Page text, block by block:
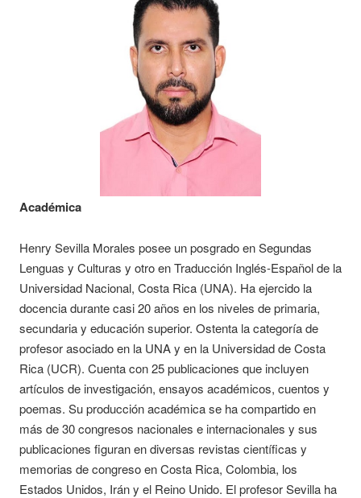
Académica
Henry Sevilla Morales posee un posgrado en Segundas
Lenguas y Culturas y otro en Traducción Inglés-Español de la
Universidad Nacional, Costa Rica (UNA). Ha ejercido la
docencia durante casi 20 años en los niveles de primaria,
secundaria y educación superior. Ostenta la categoría de
profesor asociado en la UNA y en la Universidad de Costa
Rica (UCR). Cuenta con 25 publicaciones que incluyen
artículos de investigación, ensayos académicos, cuentos y
poemas. Su producción académica se ha compartido en
más de 30 congresos nacionales e internacionales y sus
publicaciones figuran en diversas revistas científicas y
memorias de congreso en Costa Rica, Colombia, los
Estados Unidos, Irán y el Reino Unido. El profesor Sevilla ha